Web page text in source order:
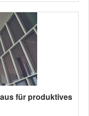
für produktives